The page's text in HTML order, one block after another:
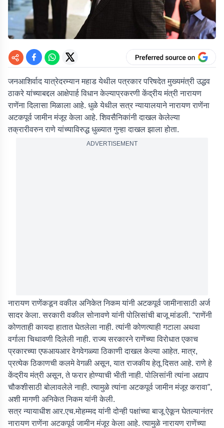
जनआशिर्वाद यात्रेदरम्यान महाड येथील पत्रकार परिषदेत मुख्यमंत्री उद्धव
ठाकरे यांच्याबद्दल आक्षेपार्ह विधान केल्याप्रकरणी केंद्रीय मंत्री नारायण
राणेंना दिलासा मिळाला आहे. धुळे येथील सत्र न्यायालयाने नारायण राणेंना
अटकपूर्व जामीन मंजूर केला आहे. शिवसैनिकांनी दाखल केलेल्या
तक्रारीवरुन राणे यांच्याविरुद्ध धुळ्यात गुन्हा दाखल झाला होता.
ADVERTISEMENT
नारायण राणेंकडून वकील अनिकेत निकम यांनी अटकपूर्व जामीनासाठी अर्ज
सादर केला. सरकारी वकील सोनावणे यांनी पोलिसांची बाजू मांडली. “राणेंनी
कोणताही कायदा हातात घेतलेला नाही. त्यांनी कोणत्याही गटाला अथवा
वर्गाला चिथावणी दिलेली नाही. राज्य सरकारने राणेंच्या विरोधात एकाच
प्रकारच्या एफआयआर वेगवेगळ्या ठिकाणी दाखल केल्या आहेत. मात्र,
प्रत्येक ठिकाणची कलमे वेगळी असून, यात राजकीय हेतू दिसत आहे. राणे हे
केंद्रीय मंत्री असून, ते फरार होण्याची भीती नाही. पोलिसांनी त्यांना अद्याप
चौकशीसाठी बोलावलेले नाही. त्यामुळे त्यांना अटकपूर्व जामीन मंजूर करावा”,
अशी मागणी अनिकेत निकम यांनी केली.
सत्र न्यायाधीश आर.एच.मोहम्मद यांनी दोन्ही पक्षांच्या बाजू ऐकून घेतल्यानंतर
नारायण राणेंना अटकपूर्व जामीन मंजूर केला आहे. त्यामुळे नारायण राणेंच्या